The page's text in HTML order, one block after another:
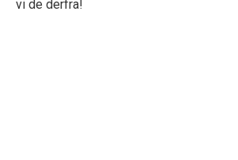
vi de derfra!